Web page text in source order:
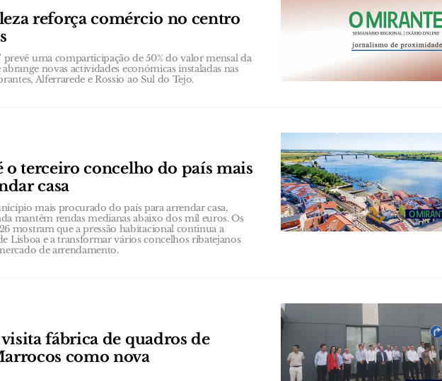
reforça comércio no centro
uma comparticipação de 50% do valor mensal da
novas actividades económicas instaladas nas
Alferrarede e Rossio ao Sul do Tejo.
o terceiro concelho do país mais
casa
mais procurado do país para arrendar casa,
mantêm rendas medianas abaixo dos mil euros. Os
mostram que a pressão habitacional continua a
Lisboa e a transformar vários concelhos ribatejanos
de arrendamento.
fábrica de quadros de
como nova